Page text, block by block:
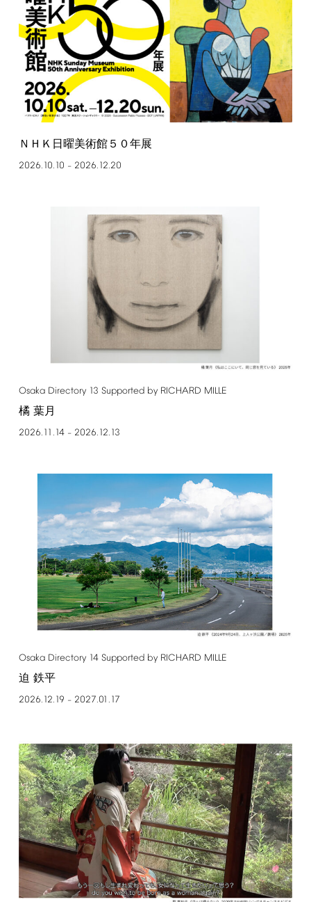
ＮＨＫ日曜美術館５０年展
2026.10.10 – 2026.12.20
Osaka Directory 13 Supported by RICHARD MILLE
橘 葉月
2026.11.14– 2026.12.13
Osaka Directory 14 Supported by RICHARD MILLE
迫 鉄平
2026.12.19 – 2027.01.17